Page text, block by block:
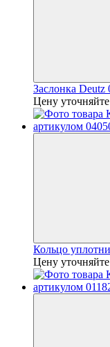
Заслонка Deutz
Цену уточняйте
Кольцо
Цену уточняйте